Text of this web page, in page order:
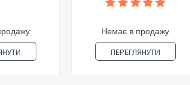
Немає в продажу
ПЕРЕГЛЯНУТИ